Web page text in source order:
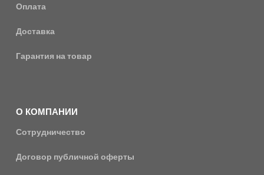
Оплата
Доставка
Гарантия на товар
О КОМПАНИИ
Сотрудничество
Договор публичной оферты